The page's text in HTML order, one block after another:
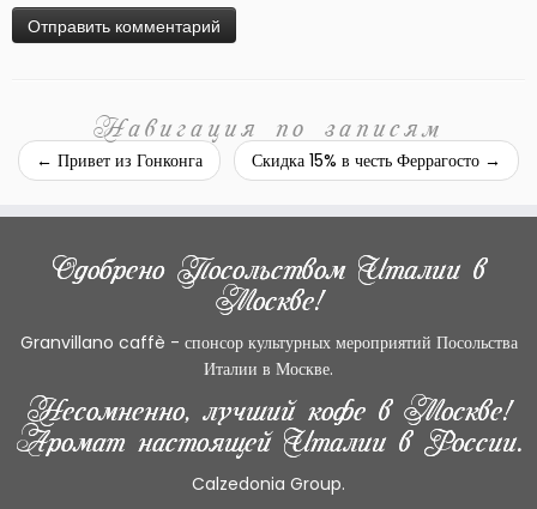
Навигация по записям
← Привет из Гонконга Скидка 15% в честь Феррагосто →
Одобрено Посольством Италии в
Москве!
Granvillano caffè - спонсор культурных мероприятий Посольства
Италии в Москве.
Несомненно, лучший кофе в Москве!
Аромат настоящей Италии в России.
Calzedonia Group.